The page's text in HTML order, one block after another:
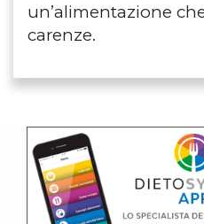
un’alimentazione
carenze.